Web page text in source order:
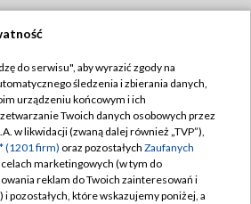
TVP
TVP
Regulamin TVP
prywatności
Moje zgody
do serwisu", aby wyrazić zgody na
śledzenia i zbierania danych,
urządzeniu końcowym i ich
Twoich danych osobowych przez
w likwidacji (zwaną dalej również „TVP”),
(1201 firm) oraz pozostałych Zaufanych
celach marketingowych (w tym do
reklam do Twoich zainteresowań i
pozostałych, które wskazujemy poniżej, a